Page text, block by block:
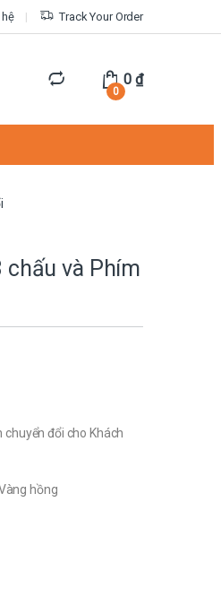
Track Your Order
0
0₫
chấu và Phím
đổi cho Khách
hồng